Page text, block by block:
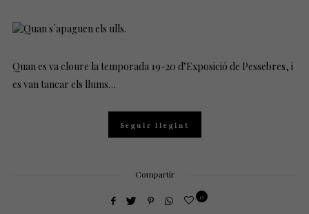
Quan es va cloure la temporada 19-20 d’Exposició de Pessebres, i
es van tancar els llums…
Seguir llegint
Compartir
0